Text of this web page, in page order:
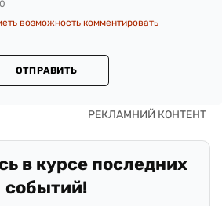
возможность комментировать
ОТПРАВИТЬ
в курсе последних
событий!